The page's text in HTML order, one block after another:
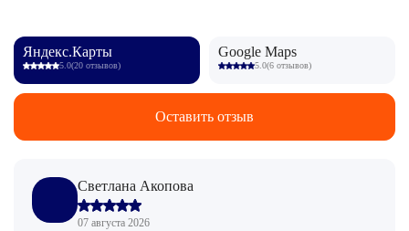
Яндекс.Карты
5.0(20 отзывов)
Google Maps
5.0(6 отзывов)
Оставить отзыв
Светлана Акопова
07 августа 2026